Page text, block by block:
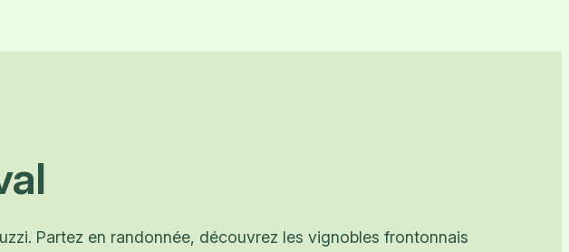
Partez en randonnée, découvrez les vignobles frontonnais